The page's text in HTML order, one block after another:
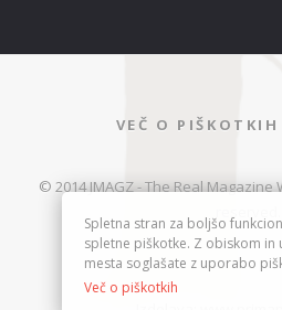
VEČ O PIŠKOTKIH
© 2014 JMAGZ - The Real
Spletna stran za boljšo
spletne piškotke. Z obiskom
mesta soglašate z uporabo
Več o piškotkih